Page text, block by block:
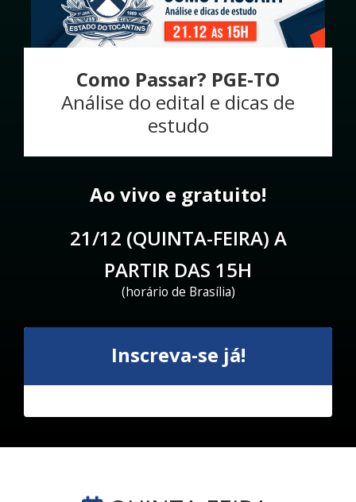
Como Passar? PGE-TO
Análise do edital e dicas de
estudo
Ao vivo e gratuito!
21/12 (QUINTA-FEIRA) A
PARTIR DAS 15H
(horário de Brasília)
Inscreva-se já!